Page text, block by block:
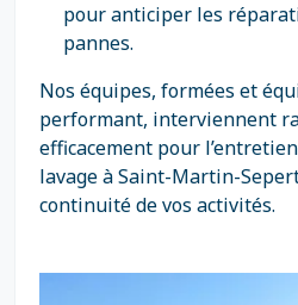
pour anticiper les
pannes.
Nos équipes, formées et
performant, interviennent
efficacement pour
lavage à Saint-Martin-
continuité de vos activités.